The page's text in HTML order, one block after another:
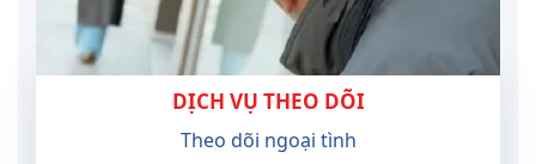
DỊCH VỤ THEO DÕI
Theo dõi ngoại tình